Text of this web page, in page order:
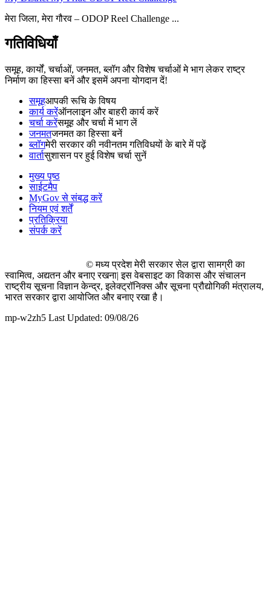
मेरा जिला, मेरा गौरव – ODOP Reel Challenge ...
गतिविधियाँ
समूह, कार्यों, चर्चाओं, जनमत, ब्लॉग और विशेष चर्चाओं मे भाग लेकर राष्ट्र
निर्माण का हिस्सा बनें और इसमें अपना योगदान दें!
समूहआपकी रूचि के विषय
कार्य करेंऑनलाइन और बाहरी कार्य करें
चर्चा करेंसमूह और चर्चा में भाग लें
जनमतजनमत का हिस्सा बनें
ब्लॉगमेरी सरकार की नवीनतम गतिविधयों के बारे में पढ़ें
वार्तासुशासन पर हुई विशेष चर्चा सुनें
मुख्य पृष्ठ
साईटमैप
MyGov से संबद्ध करें
नियम एवं शर्तें
प्रतिक्रिया
संपर्क करें
© मध्य प्रदेश मेरी सरकार सेल द्वारा सामग्री का
स्वामित्व, अद्यतन और बनाए रखना| इस वेबसाइट का विकास और संचालन
राष्ट्रीय सूचना विज्ञान केन्द्र, इलेक्ट्रॉनिक्स और सूचना प्रौद्योगिकी मंत्रालय,
भारत सरकार द्वारा आयोजित और बनाए रखा है।
mp-w2zh5 Last Updated: 09/08/26